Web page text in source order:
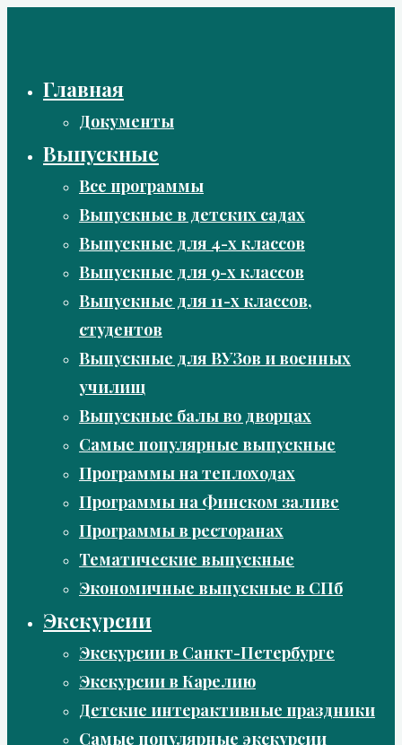
Главная
Документы
Выпускные
Все программы
Выпускные в детских садах
Выпускные для 4-х классов
Выпускные для 9-х классов
Выпускные для 11-х классов,
студентов
Выпускные для ВУЗов и военных
училищ
Выпускные балы во дворцах
Самые популярные выпускные
Программы на теплоходах
Программы на Финском заливе
Программы в ресторанах
Тематические выпускные
Экономичные выпускные в СПб
Экскурсии
Экскурсии в Санкт-Петербурге
Экскурсии в Карелию
Детские интерактивные праздники
Самые популярные экскурсии